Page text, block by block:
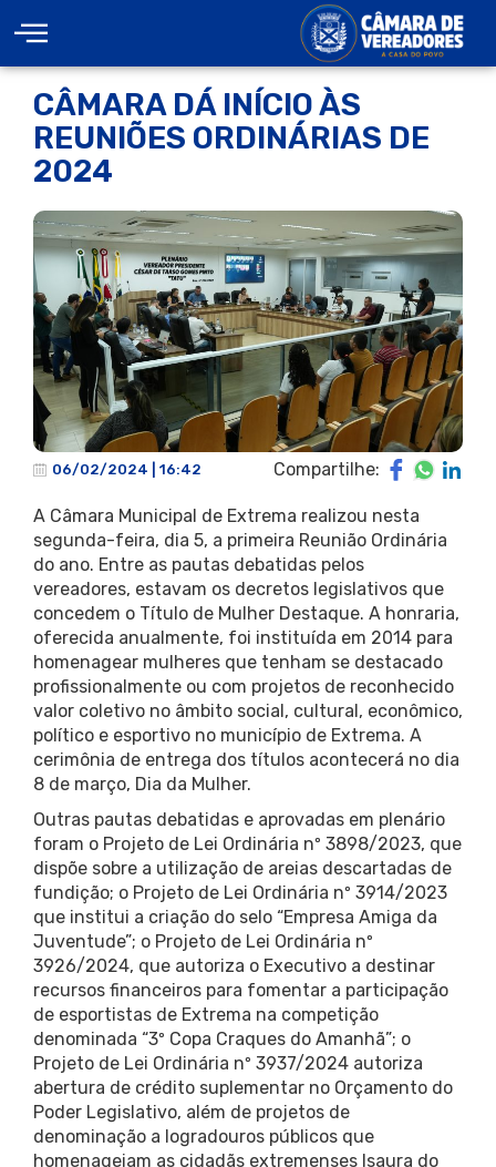
CÂMARA DÁ INÍCIO ÀS
REUNIÕES ORDINÁRIAS DE
2024
06/02/2024 | 16:42 Compartilhe:
A Câmara Municipal de Extrema realizou nesta
segunda-feira, dia 5, a primeira Reunião Ordinária
do ano. Entre as pautas debatidas pelos
vereadores, estavam os decretos legislativos que
concedem o Título de Mulher Destaque. A honraria,
oferecida anualmente, foi instituída em 2014 para
homenagear mulheres que tenham se destacado
profissionalmente ou com projetos de reconhecido
valor coletivo no âmbito social, cultural, econômico,
político e esportivo no município de Extrema. A
cerimônia de entrega dos títulos acontecerá no dia
8 de março, Dia da Mulher.
Outras pautas debatidas e aprovadas em plenário
foram o Projeto de Lei Ordinária nº 3898/2023, que
dispõe sobre a utilização de areias descartadas de
fundição; o Projeto de Lei Ordinária nº 3914/2023
que institui a criação do selo “Empresa Amiga da
Juventude”; o Projeto de Lei Ordinária nº
3926/2024, que autoriza o Executivo a destinar
recursos financeiros para fomentar a participação
de esportistas de Extrema na competição
denominada “3º Copa Craques do Amanhã”; o
Projeto de Lei Ordinária nº 3937/2024 autoriza
abertura de crédito suplementar no Orçamento do
Poder Legislativo, além de projetos de
denominação a logradouros públicos que
homenageiam as cidadãs extremenses Isaura do